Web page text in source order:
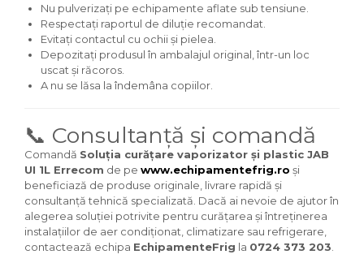
Nu pulverizați pe echipamente aflate sub tensiune.
Respectați raportul de diluție recomandat.
Evitați contactul cu ochii și pielea.
Depozitați produsul în ambalajul original, într-un loc
uscat și răcoros.
A nu se lăsa la îndemâna copiilor.
📞 Consultanță și comandă
Comandă Soluția curățare vaporizator și plastic JAB
UI 1L Errecom de pe www.echipamentefrig.ro și
beneficiază de produse originale, livrare rapidă și
consultanță tehnică specializată. Dacă ai nevoie de ajutor în
alegerea soluției potrivite pentru curățarea și întreținerea
instalațiilor de aer condiționat, climatizare sau refrigerare,
contactează echipa EchipamenteFrig la 0724 373 203